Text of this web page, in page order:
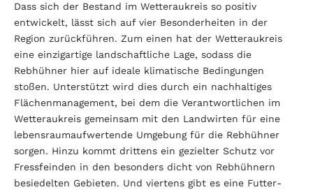
Dass sich der Bestand im Wetteraukreis so positiv
entwickelt, lässt sich auf vier Besonderheiten in der
Region zurückführen. Zum einen hat der Wetteraukreis
eine einzigartige landschaftliche Lage, sodass die
Rebhühner hier auf ideale klimatische Bedingungen
stoßen. Unterstützt wird dies durch ein nachhaltiges
Flächenmanagement, bei dem die Verantwortlichen im
Wetteraukreis gemeinsam mit den Landwirten für eine
lebensraumaufwertende Umgebung für die Rebhühner
sorgen. Hinzu kommt drittens ein gezielter Schutz vor
Fressfeinden in den besonders dicht von Rebhühnern
besiedelten Gebieten. Und viertens gibt es eine Futter­